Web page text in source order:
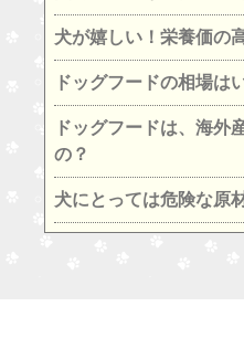
犬が嬉しい！栄養価の
ドッグフードの相場は
ドッグフードは、海外
の？
犬にとっては危険な原